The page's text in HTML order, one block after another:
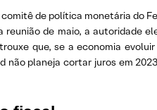
de política monetária do
reunião de maio, a autoridade
que, se a economia
não planeja cortar juros em